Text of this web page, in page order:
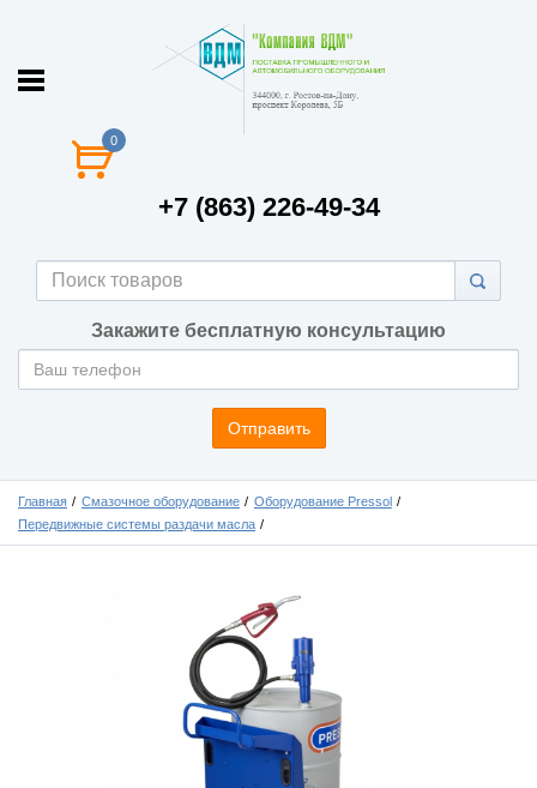
0
+7 (863) 226-49-34
Закажите бесплатную консультацию
Отправить
Главная Смазочное оборудование
Оборудование Pressol
Передвижные системы раздачи масла